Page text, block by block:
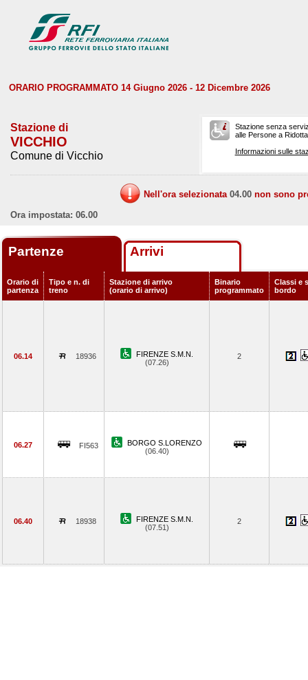
ORARIO PROGRAMMATO 14 Giugno 2026 - 12 Dicembre 2026
Stazione di
VICCHIO
Comune di Vicchio
Stazione senza
alle Persone a
Informazioni sulle
Nell'ora selezionata 04.00 non sono
Ora impostata: 06.00
Partenze Arrivi
Orario di
partenza
Tipo e n. di
treno
Stazione di arrivo
(orario di arrivo)
Binario
programmato
Classi e
bordo
06.14 18936
FIRENZE S.M.N.
(07.26)
2
06.27 FI563
BORGO S.LORENZO
(06.40)
06.40 18938
FIRENZE S.M.N.
(07.51)
2